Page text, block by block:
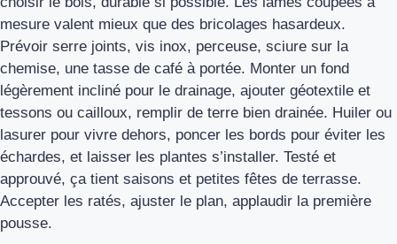
mesure valent mieux que des bricolages hasardeux.
Prévoir serre joints, vis inox, perceuse, sciure sur la
chemise, une tasse de café à portée. Monter un fond
légèrement incliné pour le drainage, ajouter géotextile et
tessons ou cailloux, remplir de terre bien drainée. Huiler ou
lasurer pour vivre dehors, poncer les bords pour éviter les
échardes, et laisser les plantes s’installer. Testé et
approuvé, ça tient saisons et petites fêtes de terrasse.
Accepter les ratés, ajuster le plan, applaudir la première
pousse.